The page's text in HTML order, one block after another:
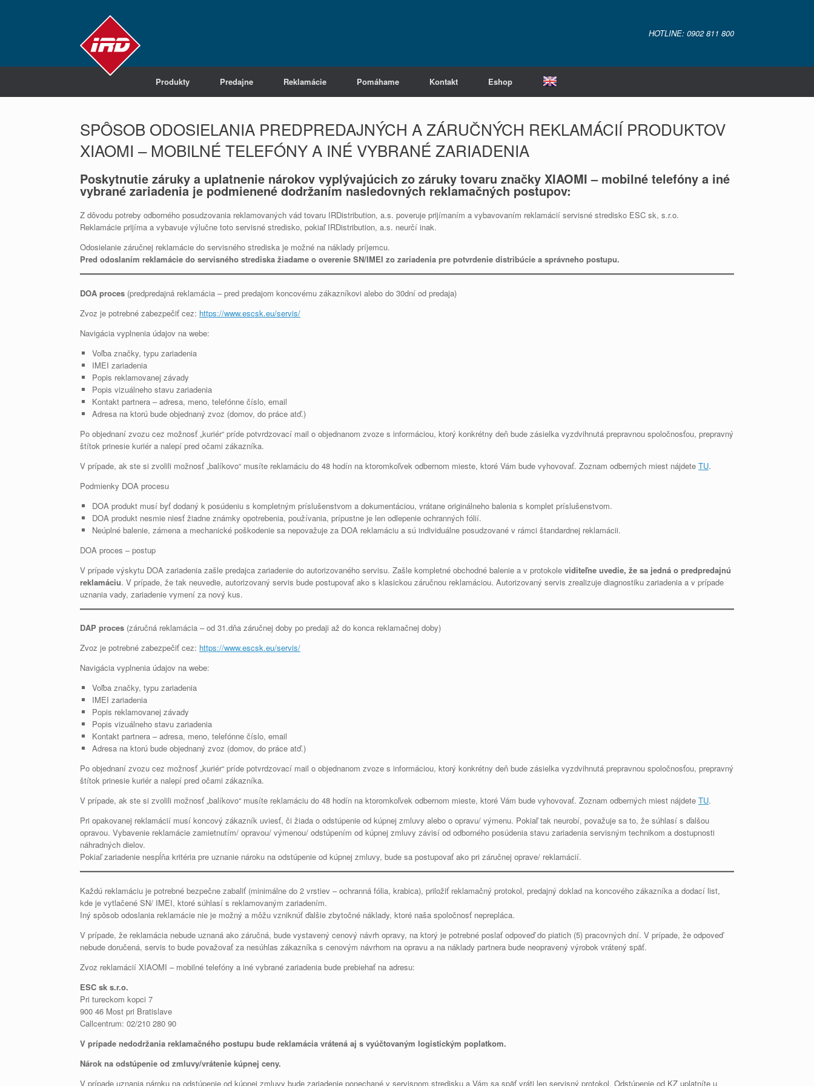
HOTLINE: 0902 811 800
Produkty Predajne Reklamácie Pomáhame Kontakt Eshop
SPÔSOB ODOSIELANIA PREDPREDAJNÝCH A ZÁRUČNÝCH REKLAMÁCIÍ PRODUKTOV
XIAOMI – MOBILNÉ TELEFÓNY A INÉ VYBRANÉ ZARIADENIA
Poskytnutie záruky a uplatnenie nárokov vyplývajúcich zo záruky tovaru značky XIAOMI – mobilné telefóny a iné
vybrané zariadenia je podmienené dodržaním nasledovných reklamačných postupov:
Z dôvodu potreby odborného posudzovania reklamovaných vád tovaru IRDistribution, a.s. poveruje prijímaním a vybavovaním reklamácií servisné stredisko ESC sk, s.r.o.
Reklamácie prijíma a vybavuje výlučne toto servisné stredisko, pokiaľ IRDistribution, a.s. neurčí inak.
Odosielanie záručnej reklamácie do servisného strediska je možné na náklady príjemcu.
Pred odoslaním reklamácie do servisného strediska žiadame o overenie SN/IMEI zo zariadenia pre potvrdenie distribúcie a správneho postupu.
DOA proces (predpredajná reklamácia – pred predajom koncovému zákazníkovi alebo do 30dní od predaja)
Zvoz je potrebné zabezpečiť cez: https://www.escsk.eu/servis/
Navigácia vyplnenia údajov na webe:
Voľba značky, typu zariadenia
IMEI zariadenia
Popis reklamovanej závady
Popis vizuálneho stavu zariadenia
Kontakt partnera – adresa, meno, telefónne číslo, email
Adresa na ktorú bude objednaný zvoz (domov, do práce atď.)
Po objednaní zvozu cez možnosť „kuriér“ príde potvrdzovací mail o objednanom zvoze s informáciou, ktorý konkrétny deň bude zásielka vyzdvihnutá prepravnou spoločnosťou, prepravný
štítok prinesie kuriér a nalepí pred očami zákazníka.
V prípade, ak ste si zvolili možnosť „balíkovo“ musíte reklamáciu do 48 hodín na ktoromkoľvek odbernom mieste, ktoré Vám bude vyhovovať. Zoznam odberných miest nájdete TU.
Podmienky DOA procesu
DOA produkt musí byť dodaný k posúdeniu s kompletným príslušenstvom a dokumentáciou, vrátane originálneho balenia s komplet príslušenstvom.
DOA produkt nesmie niesť žiadne známky opotrebenia, používania, prípustne je len odlepenie ochranných fólií.
Neúplné balenie, zámena a mechanické poškodenie sa nepovažuje za DOA reklamáciu a sú individuálne posudzované v rámci štandardnej reklamácii.
DOA proces – postup
V prípade výskytu DOA zariadenia zašle predajca zariadenie do autorizovaného servisu. Zašle kompletné obchodné balenie a v protokole viditeľne uvedie, že sa jedná o predpredajnú
reklamáciu. V prípade, že tak neuvedie, autorizovaný servis bude postupovať ako s klasickou záručnou reklamáciou. Autorizovaný servis zrealizuje diagnostiku zariadenia a v prípade
uznania vady, zariadenie vymení za nový kus.
DAP proces (záručná reklamácia – od 31.dňa záručnej doby po predaji až do konca reklamačnej doby)
Zvoz je potrebné zabezpečiť cez: https://www.escsk.eu/servis/
Navigácia vyplnenia údajov na webe:
Voľba značky, typu zariadenia
IMEI zariadenia
Popis reklamovanej závady
Popis vizuálneho stavu zariadenia
Kontakt partnera – adresa, meno, telefónne číslo, email
Adresa na ktorú bude objednaný zvoz (domov, do práce atď.)
Po objednaní zvozu cez možnosť „kuriér“ príde potvrdzovací mail o objednanom zvoze s informáciou, ktorý konkrétny deň bude zásielka vyzdvihnutá prepravnou spoločnosťou, prepravný
štítok prinesie kuriér a nalepí pred očami zákazníka.
V prípade, ak ste si zvolili možnosť „balíkovo“ musíte reklamáciu do 48 hodín na ktoromkoľvek odbernom mieste, ktoré Vám bude vyhovovať. Zoznam odberných miest nájdete TU.
Pri opakovanej reklamácií musí koncový zákazník uviesť, či žiada o odstúpenie od kúpnej zmluvy alebo o opravu/ výmenu. Pokiaľ tak neurobí, považuje sa to, že súhlasí s ďalšou
opravou. Vybavenie reklamácie zamietnutím/ opravou/ výmenou/ odstúpením od kúpnej zmluvy závisí od odborného posúdenia stavu zariadenia servisným technikom a dostupnosti
náhradných dielov.
Pokiaľ zariadenie nespĺňa kritéria pre uznanie nároku na odstúpenie od kúpnej zmluvy, bude sa postupovať ako pri záručnej oprave/ reklamácií.
Každú reklamáciu je potrebné bezpečne zabaliť (minimálne do 2 vrstiev – ochranná fólia, krabica), priložiť reklamačný protokol, predajný doklad na koncového zákazníka a dodací list,
kde je vytlačené SN/ IMEI, ktoré súhlasí s reklamovaným zariadením.
Iný spôsob odoslania reklamácie nie je možný a môžu vzniknúť ďalšie zbytočné náklady, ktoré naša spoločnosť neprepláca.
V prípade, že reklamácia nebude uznaná ako záručná, bude vystavený cenový návrh opravy, na ktorý je potrebné poslať odpoveď do piatich (5) pracovných dní. V prípade, že odpoveď
nebude doručená, servis to bude považovať za nesúhlas zákazníka s cenovým návrhom na opravu a na náklady partnera bude neopravený výrobok vrátený späť.
Zvoz reklamácií XIAOMI – mobilné telefóny a iné vybrané zariadenia bude prebiehať na adresu:
ESC sk s.r.o.
Pri tureckom kopci 7
900 46 Most pri Bratislave
Callcentrum: 02/210 280 90
V prípade nedodržania reklamačného postupu bude reklamácia vrátená aj s vyúčtovaným logistickým poplatkom.
Nárok na odstúpenie od zmluvy/vrátenie kúpnej ceny.
V prípade uznania nároku na odstúpenie od kúpnej zmluvy bude zariadenie ponechané v servisnom stredisku a Vám sa späť vráti len servisný protokol. Odstúpenie od KZ uplatníte u